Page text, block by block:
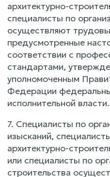
архитектурно-
специалисты по
осуществляют
предусмотренные
соответствии с
стандартами,
уполномоченным
Федерации
исполнительной власти.
7. Специалисты по
изысканий,
архитектурно-
или специалисты по
строительства